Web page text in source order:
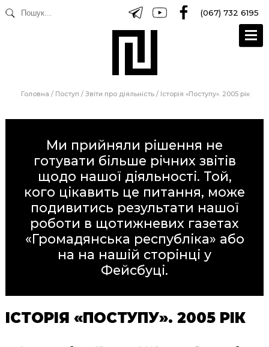
(067) 732 6195
Головна / Поступ / Звіти про діяльність / Історія «Поступу». 2005 рік
Ми прийняли рішення не
готувати більше річних звітів
щодо нашої діяльності. Той,
кого цікавить це питання, може
подивитись результати нашої
роботи в щотижневих газетах
«Громадянська республіка» або
на на нашій сторінці у
Фейсбуці.
ІСТОРІЯ «ПОСТУПУ». 2005 РІК